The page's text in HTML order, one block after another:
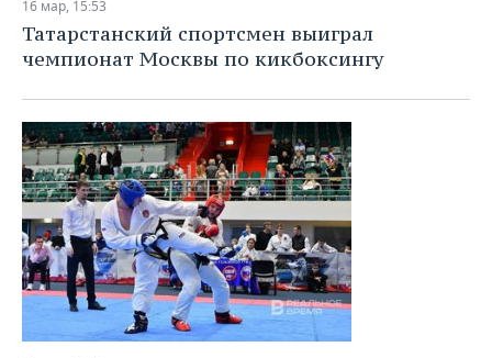
16 мар, 15:53
Татарстанский спортсмен выиграл
чемпионат Москвы по кикбоксингу